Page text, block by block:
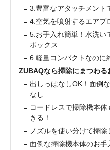
3.豊富なアタッチメント
4.空気を噴射するエアブ
5.お手入れ簡単！水洗い
ボックス
6.軽量コンパクトなのに
ZUBAQなら掃除にまつわる
出しっぱなしOK！面倒
なし
コードレスで掃除機本
きる！
ノズルを使い分けて掃
面倒な掃除機本体のお